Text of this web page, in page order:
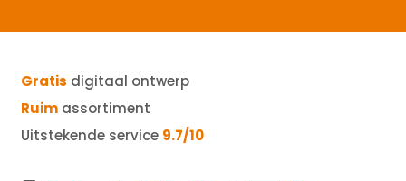
Gratis digitaal ontwerp
Ruim assortiment
Uitstekende service 9.7/10